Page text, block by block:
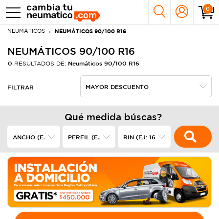
0
NEUMÁTICOS NEUMÁTICOS 90/100 R16
NEUMÁTICOS 90/100 R16
0 RESULTADOS DE: Neumáticos 90/100 R16
FILTRAR
Qué medida búscas?